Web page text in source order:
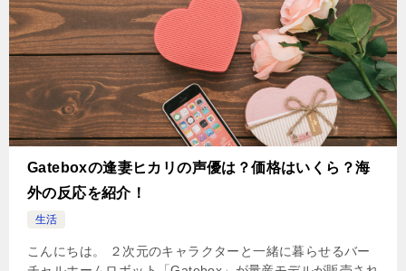
Gateboxの逢妻ヒカリの声優は？価格はいくら？海
外の反応を紹介！
生活
こんにちは。 ２次元のキャラクターと一緒に暮らせるバー